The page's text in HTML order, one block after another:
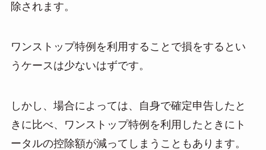
除されます。
ワンストップ特例を利用することで損をするとい
うケースは少ないはずです。
しかし、場合によっては、自身で確定申告したと
きに比べ、ワンストップ特例を利用したときにト
ータルの控除額が減ってしまうこともあります。